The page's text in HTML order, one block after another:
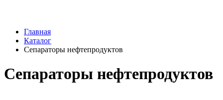
Главная
Каталог
Сепараторы нефтепродуктов
Сепараторы нефтепродуктов